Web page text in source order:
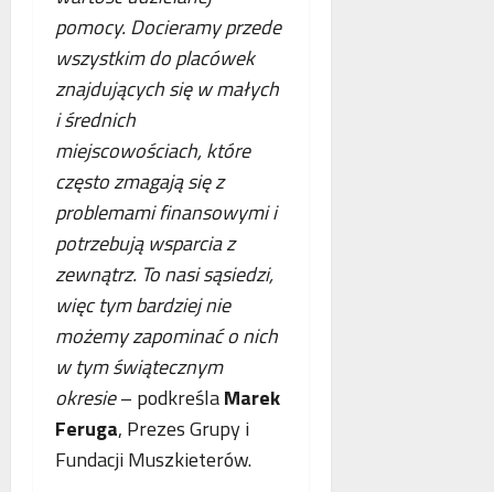
pomocy. Docieramy przede
wszystkim do placówek
znajdujących się w małych
i średnich
miejscowościach, które
często zmagają się z
problemami finansowymi i
potrzebują wsparcia z
zewnątrz. To nasi sąsiedzi,
więc tym bardziej nie
możemy zapominać o nich
w tym świątecznym
okresie– podkreślaMarek
Feruga, Prezes Grupy i
Fundacji Muszkieterów.